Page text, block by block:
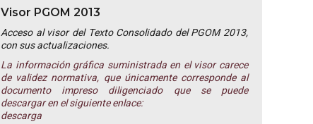
Visor PGOM 2013
Acceso al visor del Texto Consolidado del PGOM 2013,
con sus actualizaciones.
La información gráfica suministrada en el visor carece
de validez normativa, que únicamente corresponde al
documento impreso diligenciado que se puede
descargar en el siguiente enlace:
descarga